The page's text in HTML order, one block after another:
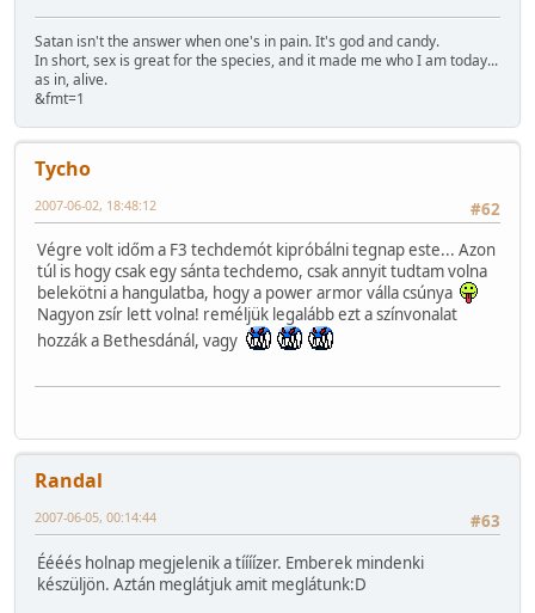
Satan isn't the answer when one's in pain. It's god and candy.
In short, sex is great for the species, and it made me who I am today...
as in, alive.
&fmt=1
Tycho
#62
2007-06-02, 18:48:12
Végre volt időm a F3 techdemót kipróbálni tegnap este... Azon
túl is hogy csak egy sánta techdemo, csak annyit tudtam volna
belekötni a hangulatba, hogy a power armor válla csúnya
Nagyon zsír lett volna! reméljük legalább ezt a színvonalat
hozzák a Bethesdánál, vagy
Randal
#63
2007-06-05, 00:14:44
Éééés holnap megjelenik a tíííízer. Emberek mindenki
készüljön. Aztán meglátjuk amit meglátunk:D